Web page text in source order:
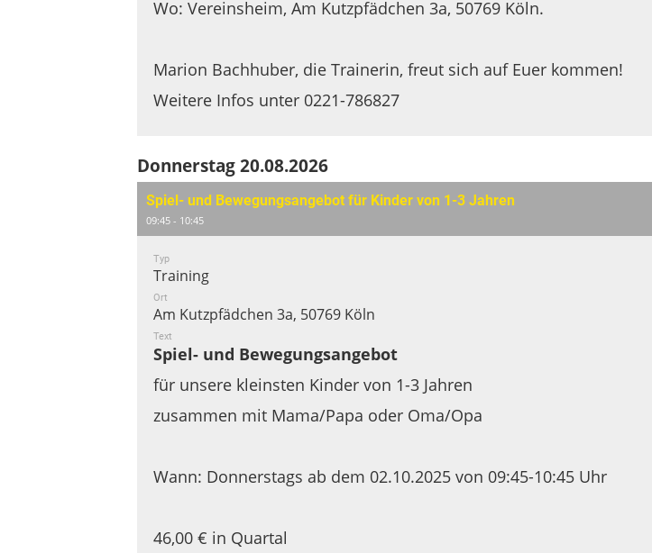
Wo: Vereinsheim, Am Kutzpfädchen 3a, 50769 Köln.
Marion Bachhuber, die Trainerin, freut sich auf Euer kommen!
Weitere Infos unter 0221-786827
Donnerstag 20.08.2026
Spiel- und Bewegungsangebot für Kinder von 1-3 Jahren
09:45 - 10:45
Typ
Training
Ort
Am Kutzpfädchen 3a, 50769 Köln
Text
Spiel- und Bewegungsangebot
für unsere kleinsten Kinder von 1-3 Jahren
zusammen mit Mama/Papa oder Oma/Opa
Wann: Donnerstags ab dem 02.10.2025 von 09:45-10:45 Uhr
46,00 € in Quartal